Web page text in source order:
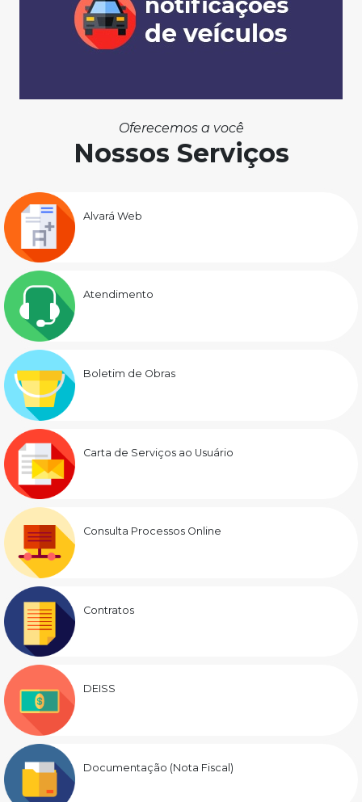
Oferecemos a você
Nossos Serviços
Alvará Web
Atendimento
Boletim de Obras
Carta de Serviços ao Usuário
Consulta Processos Online
Contratos
DEISS
Documentação (Nota Fiscal)